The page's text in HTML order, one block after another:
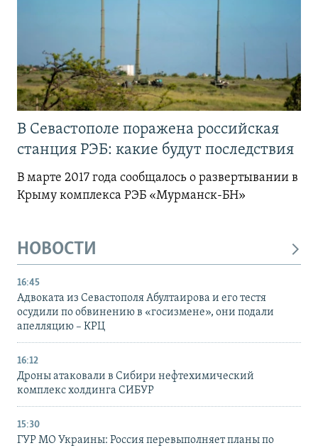
В Севастополе поражена российская
станция РЭБ: какие будут последствия
В марте 2017 года сообщалось о развертывании в
Крыму комплекса РЭБ «Мурманск-БН»
НОВОСТИ
16:45
Адвоката из Севастополя Абултаирова и его тестя
осудили по обвинению в «госизмене», они подали
апелляцию – КРЦ
16:12
Дроны атаковали в Сибири нефтехимический
комплекс холдинга СИБУР
15:30
ГУР МО Украины: Россия перевыполняет планы по